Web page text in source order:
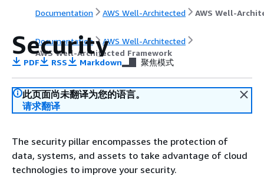
Documentation AWS Well-Architected
Documentation
AWS Well-Architected
AWS Well-Architected Framework
Security
PDF RSS Markdown 聚焦模式
此页面尚未翻译为您的语言。
请求翻译
The security pillar encompasses the protection of
data, systems, and assets to take advantage of cloud
technologies to improve your security.